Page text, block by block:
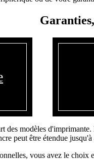
des modèles
peut être étendue jusqu'à
vous avez le choix